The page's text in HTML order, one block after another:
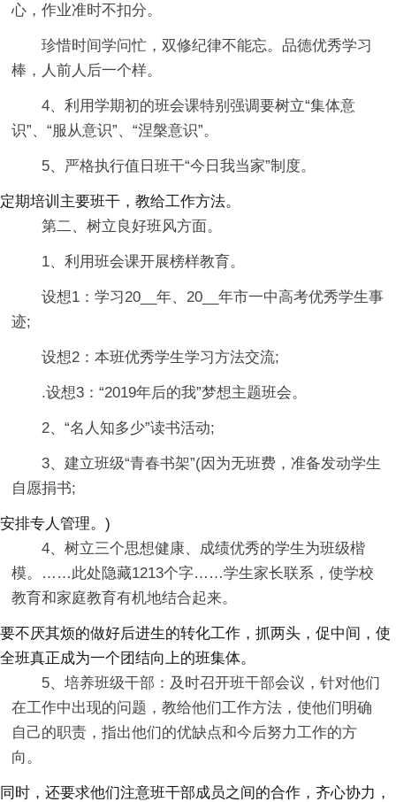
心，作业准时不扣分。
珍惜时间学问忙，双修纪律不能忘。品德优秀学习
棒，人前人后一个样。
4、利用学期初的班会课特别强调要树立“集体意
识”、“服从意识”、“涅槃意识”。
5、严格执行值日班干“今日我当家”制度。
定期培训主要班干，教给工作方法。
第二、树立良好班风方面。
1、利用班会课开展榜样教育。
设想1：学习20__年、20__年市一中高考优秀学生事
迹;
设想2：本班优秀学生学习方法交流;
.设想3：“2019年后的我”梦想主题班会。
2、“名人知多少”读书活动;
3、建立班级“青春书架”(因为无班费，准备发动学生
自愿捐书;
安排专人管理。)
4、树立三个思想健康、成绩优秀的学生为班级楷
模。 ……此处隐藏1213个字……学生家长联系，使学校
教育和家庭教育有机地结合起来。
要不厌其烦的做好后进生的转化工作，抓两头，促中间，使
全班真正成为一个团结向上的班集体。
5、培养班级干部：及时召开班干部会议，针对他们
在工作中出现的问题，教给他们工作方法，使他们明确
自己的职责，指出他们的优缺点和今后努力工作的方
向。
同时，还要求他们注意班干部成员之间的合作，齐心协力，